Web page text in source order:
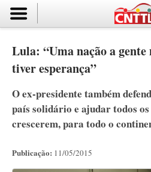
Lula: “Uma nação a gente
tiver esperança”
O ex-presidente também
país solidário e ajudar todos os
crescerem, para todo o
Publicação: 11/05/2015